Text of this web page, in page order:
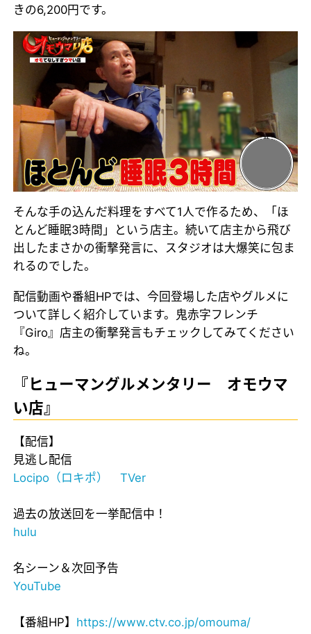
きの6,200円です。
そんな手の込んだ料理をすべて1人で作るため、「ほ
とんど睡眠3時間」という店主。続いて店主から飛び
出したまさかの衝撃発言に、スタジオは大爆笑に包ま
れるのでした。
配信動画や番組HPでは、今回登場した店やグルメに
ついて詳しく紹介しています。鬼赤字フレンチ
『Giro』店主の衝撃発言もチェックしてみてください
ね。
『ヒューマングルメンタリー オモウマ
い店』
【配信】
見逃し配信
Locipo（ロキポ）
TVer
過去の放送回を一挙配信中！
hulu
名シーン＆次回予告
YouTube
【番組HP】 https://www.ctv.co.jp/omouma/